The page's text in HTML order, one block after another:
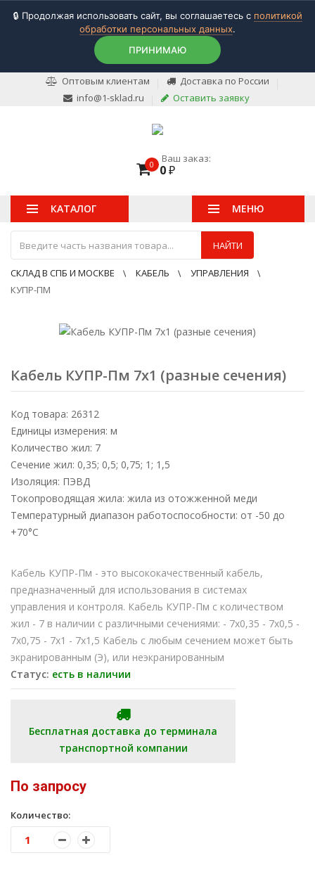
🔒 Продолжая использовать сайт, вы соглашаетесь с политикой
обработки персональных данных.
ПРИНИМАЮ
Оптовым клиентам
Доставка по России
info@1-sklad.ru
Оставить заявку
0 Ваш заказ:
0₽
КАТАЛОГ
НАЙТИ
МЕНЮ
СКЛАД В СПБ И МОСКВЕ КАБЕЛЬ
УПРАВЛЕНИЯ
КУПР-ПМ
Кабель КУПР-Пм 7х1 (разные сечения)
Код товара: 26312
Единицы измерения: м
Количество жил: 7
Сечение жил: 0,35; 0,5; 0,75; 1; 1,5
Изоляция: ПЭВД
Токопроводящая жила: жила из отожженной меди
Температурный диапазон работоспособности: от -50 до
+70°С
Кабель КУПР-Пм - это высококачественный кабель,
предназначенный для использования в системах
управления и контроля. Кабель КУПР-Пм с количеством
жил - 7 в наличии с различными сечениями: - 7х0,35 - 7х0,5 -
7х0,75 - 7х1 - 7х1,5 Кабель с любым сечением может быть
экранированным (Э), или неэкранированным
Статус: есть в наличии
Бесплатная доставка до терминала
транспортной компании
По запросу
Количество: